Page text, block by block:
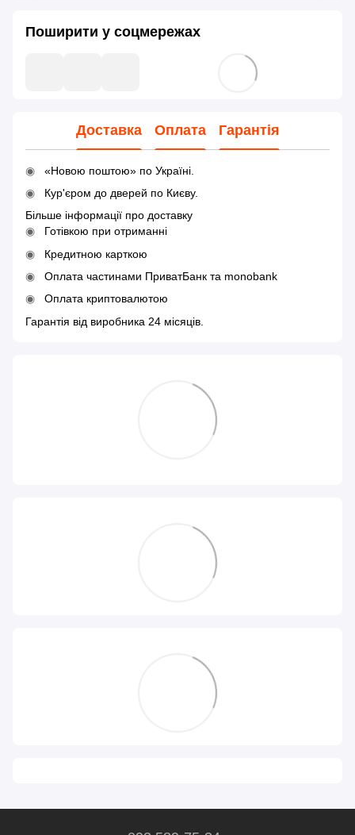
Поширити у соцмережах
Доставка Оплата Гарантія
«Новою поштою» по Україні.
Кур'єром до дверей по Києву.
Більше інформації про доставку
Готівкою при отриманні
Кредитною карткою
Оплата частинами ПриватБанк та monobank
Оплата криптовалютою
Гарантія від виробника 24 місяців.